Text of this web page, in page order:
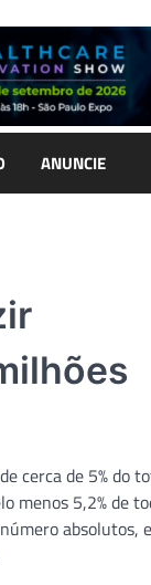
ANUNCIE
cerca de 5% do
menos 5,2% de
absolutos,